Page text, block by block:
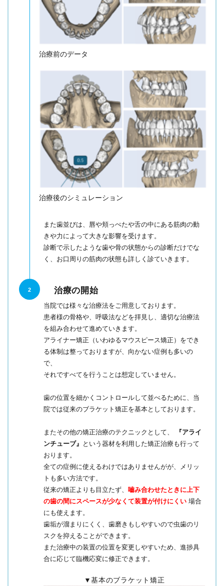
治療前のデータ
治療後のシミュレーション
また歯並びは、唇や頬っぺたや舌の中にある筋肉の動
きや力によって大きな影響を受けます。
診断で示したような歯や骨の状態からの診断だけでな
く、お口周りの筋肉の状態も詳しく診ていきます。
2 治療の開始
当院では様々な治療法をご用意しております。
患者様の骨格や、呼吸法などを拝見し、適切な治療法
を組み合わせて進めていきます。
アライナー矯正（いわゆるマウスピース矯正）をでき
る体制は整っておりますが、向かない症例も多いの
で、
それですべてを行うことは想定していません。
歯の位置を細かくコントロールして並べるために、当
院では従来のブラケット矯正を基本としております。
またその他の矯正治療のテクニックとして、
『アライ
ンチューブ』
という器材を利用した矯正治療も行って
おります。
全ての症例に使えるわけではありませんがが、メリッ
トも多い方法です。
従来の矯正よりも目立たず、 嚙み合わせたときに上下
の歯の間にスペースが少なくて装置が付けにくい 場合
にも使えます。
歯垢が溜まりにくく、歯磨きもしやすいので虫歯のリ
スクを抑えることができます。
また治療中の装置の位置を変更しやすいため、進捗具
合に応じて臨機応変に修正できます。
▼基本のブラケット矯正